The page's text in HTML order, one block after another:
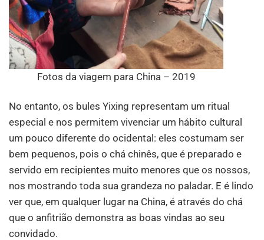
Fotos da viagem para China – 2019
No entanto, os bules Yixing representam um ritual
especial e nos permitem vivenciar um hábito cultural
um pouco diferente do ocidental: eles costumam ser
bem pequenos, pois o chá chinês, que é preparado e
servido em recipientes muito menores que os nossos,
nos mostrando toda sua grandeza no paladar. E é lindo
ver que, em qualquer lugar na China, é através do chá
que o anfitrião demonstra as boas vindas ao seu
convidado.